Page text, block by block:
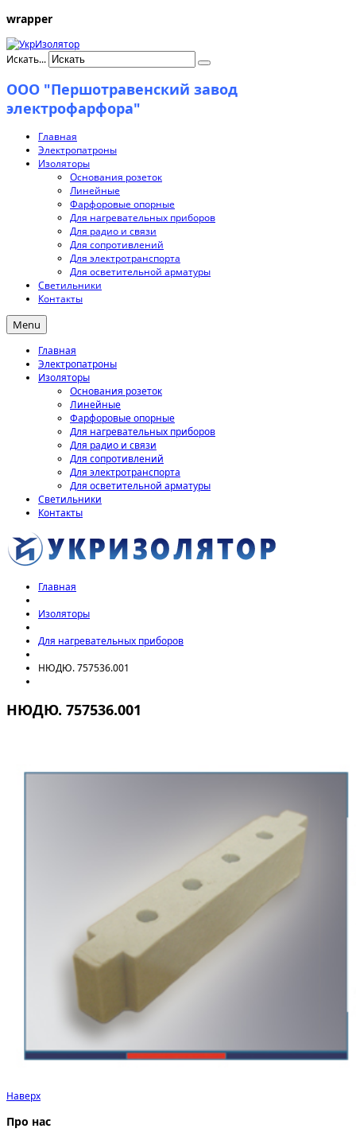
wrapper
Искать...
ООО "Першотравенский завод
электрофарфора"
Главная
Электропатроны
Изоляторы
Основания розеток
Линейные
Фарфоровые опорные
Для нагревательных приборов
Для радио и связи
Для сопротивлений
Для электротранспорта
Для осветительной арматуры
Светильники
Контакты
Menu
Главная
Электропатроны
Изоляторы
Основания розеток
Линейные
Фарфоровые опорные
Для нагревательных приборов
Для радио и связи
Для сопротивлений
Для электротранспорта
Для осветительной арматуры
Светильники
Контакты
Главная
Изоляторы
Для нагревательных приборов
НЮДЮ. 757536.001
НЮДЮ. 757536.001
Наверх
Про нас